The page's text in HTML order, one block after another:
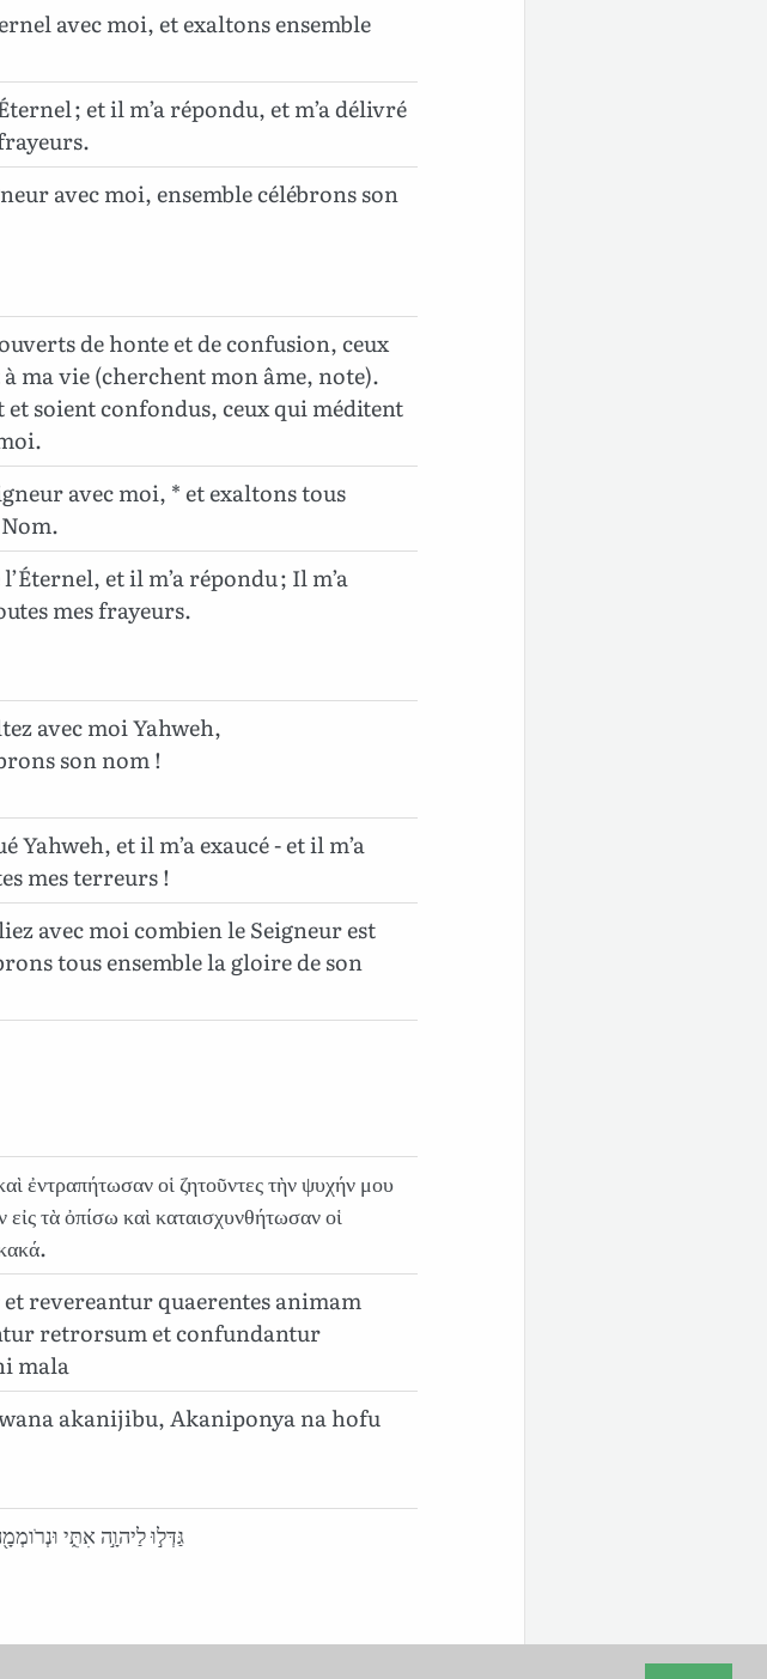
avec moi, et exaltons ensemble
; et il m’a répondu, et m’a délivré
avec moi, ensemble célébrons son
de honte et de confusion, ceux
ma vie (cherchent mon âme, note).
et soient confondus, ceux qui méditent
avec moi, * et exaltons tous
et il m’a répondu ; Il m’a
mes frayeurs.
avec moi Yahweh,
son nom !
Yahweh, et il m’a exaucé - et il m’a
mes terreurs !
avec moi combien le Seigneur est
tous ensemble la gloire de son
ἐντραπήτωσαν οἱ ζητοῦντες τὴν ψυχήν μου
τὰ ὀπίσω καὶ καταισχυνθήτωσαν οἱ
revereantur quaerentes animam
retrorsum et confundantur
mala
akanijibu, Akaniponya na hofu
גַּדְּל֣וּ לַיהוָ֣ה אִתִּ֑י